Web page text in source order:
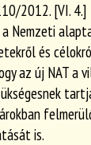
2012. [VI. 4.]
Nemzeti
és
az új NAT a
is.